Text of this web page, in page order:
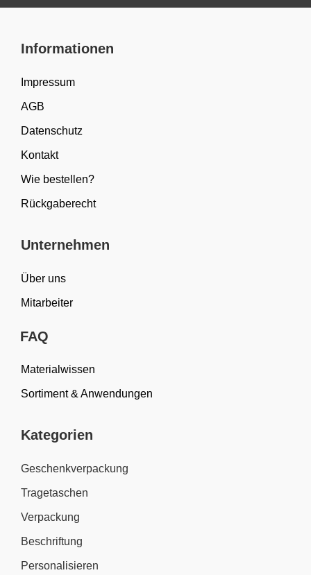
Informationen
Impressum
AGB
Datenschutz
Kontakt
Wie bestellen?
Rückgaberecht
Unternehmen
Über uns
Mitarbeiter
FAQ
Materialwissen
Sortiment & Anwendungen
Kategorien
Geschenkverpackung
Tragetaschen
Verpackung
Beschriftung
Personalisieren